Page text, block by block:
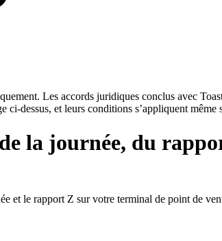
Les accords juridiques conclus avec
dessus, et leurs conditions s’appliquent
la journée, du
et le rapport Z sur votre terminal de point de